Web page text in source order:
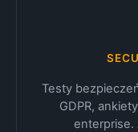
Testy
GDPR,
enterprise.